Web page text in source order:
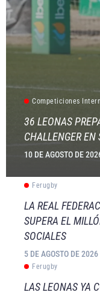
Competiciones
36 LEONAS
CHALLENGER EN
10 DE AGOSTO DE
Ferugby
LA REAL
SUPERA EL
SOCIALES
5 DE AGOSTO DE 2026
Ferugby
LAS LEONAS YA